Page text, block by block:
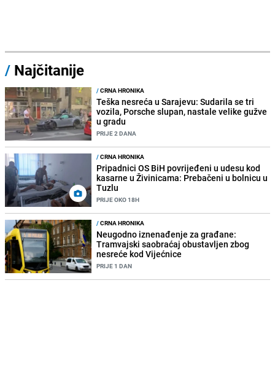
/ Najčitanije
/CRNA HRONIKA
Teška nesreća u Sarajevu: Sudarila se tri
vozila, Porsche slupan, nastale velike gužve
u gradu
PRIJE 2 DANA
/CRNA HRONIKA
Pripadnici OS BiH povrijeđeni u udesu kod
kasarne u Živinicama: Prebačeni u bolnicu u
Tuzlu
PRIJE OKO 18H
/CRNA HRONIKA
Neugodno iznenađenje za građane:
Tramvajski saobraćaj obustavljen zbog
nesreće kod Vijećnice
PRIJE 1 DAN